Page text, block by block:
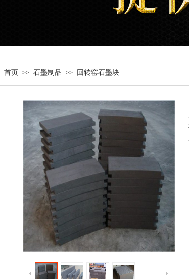
双击此处添加文字
首页 >> 石墨制品 >> 回转窑石墨块